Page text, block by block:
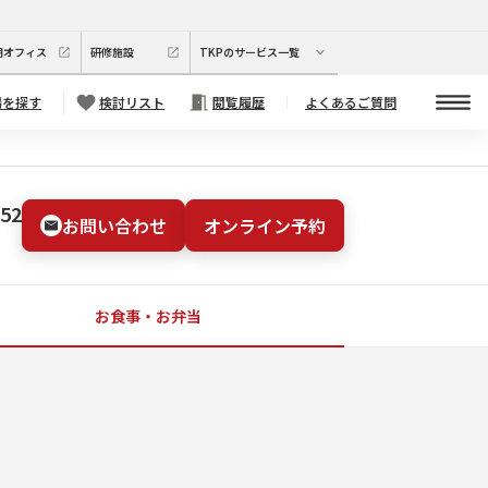
フィス 研修施設 TKPのサービス一覧
探す 検討リスト 閲覧履歴 よくあるご質問
お問い合わせ オンライン予約
お食事・お弁当